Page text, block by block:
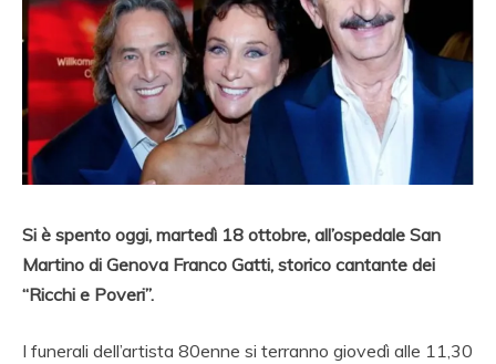
Si è spento oggi, martedì 18 ottobre, all’ospedale San
Martino di Genova Franco Gatti, storico cantante dei
“Ricchi e Poveri”.
I funerali dell’artista 80enne si terranno giovedì alle 11,30